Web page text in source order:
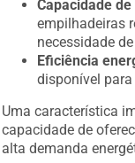
empilhadeiras
necessidade
Eficiência
disponível
Uma característica
capacidade de
alta demanda